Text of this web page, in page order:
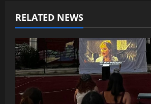
v
i
g
a
RELATED NEWS